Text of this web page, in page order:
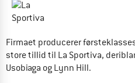
Firmaet producerer
store tillid til La Sportiva,
Usobiaga og Lynn Hill.